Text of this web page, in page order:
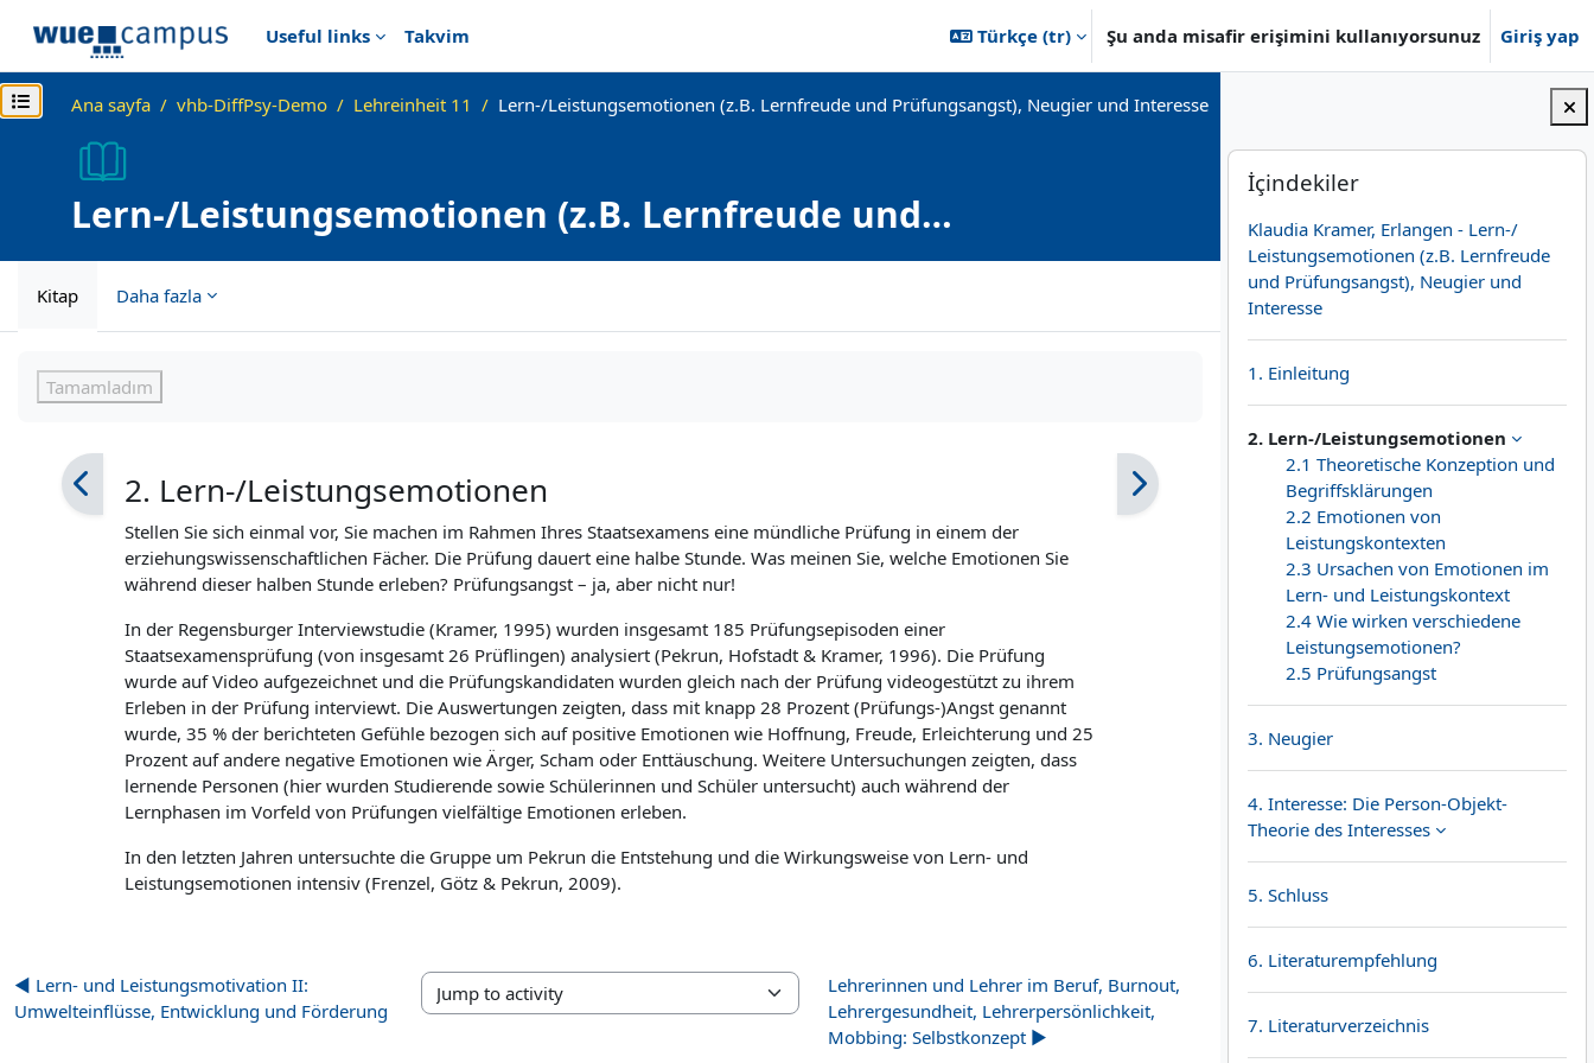
Useful links
Takvim Türkçe ‎(tr)‎ Şu anda misafir erişimini kullanıyorsunuz Giriş yap
Bloklar
İçindekiler 'yı atla
İçindekiler
Klaudia Kramer, Erlangen - Lern-/
Leistungsemotionen (z.B. Lernfreude
und Prüfungsangst), Neugier und
Interesse
1. Einleitung
2. Lern-/Leistungsemotionen
2.1 Theoretische Konzeption und
Begriffsklärungen
2.2 Emotionen von
Leistungskontexten
2.3 Ursachen von Emotionen im
Lern- und Leistungskontext
2.4 Wie wirken verschiedene
Leistungsemotionen?
2.5 Prüfungsangst
3. Neugier
4. Interesse: Die Person-Objekt-
Theorie des Interesses
5. Schluss
6. Literaturempfehlung
7. Literaturverzeichnis
Kurs dizinini aç
Ana sayfa vhb-DiffPsy-Demo Lehreinheit 11 Lern-/Leistungsemotionen (z.B. Lernfreude und Prüfungsangst), Neugier und Interesse
Lern-/Leistungsemotionen (z.B. Lernfreude und
Prüfungsangst), Neugier und Interesse
Kitap Daha fazla
Tamamladım
2. Lern-/Leistungsemotionen
Stellen Sie sich einmal vor, Sie machen im Rahmen Ihres Staatsexamens eine mündliche Prüfung in einem der
erziehungswissenschaftlichen Fächer. Die Prüfung dauert eine halbe Stunde. Was meinen Sie, welche Emotionen Sie
während dieser halben Stunde erleben? Prüfungsangst – ja, aber nicht nur!
In der Regensburger Interviewstudie (Kramer, 1995) wurden insgesamt 185 Prüfungsepisoden einer
Staatsexamensprüfung (von insgesamt 26 Prüflingen) analysiert (Pekrun, Hofstadt & Kramer, 1996). Die Prüfung
wurde auf Video aufgezeichnet und die Prüfungskandidaten wurden gleich nach der Prüfung videogestützt zu ihrem
Erleben in der Prüfung interviewt. Die Auswertungen zeigten, dass mit knapp 28 Prozent (Prüfungs-)Angst genannt
wurde, 35 % der berichteten Gefühle bezogen sich auf positive Emotionen wie Hoffnung, Freude, Erleichterung und 25
Prozent auf andere negative Emotionen wie Ärger, Scham oder Enttäuschung. Weitere Untersuchungen zeigten, dass
lernende Personen (hier wurden Studierende sowie Schülerinnen und Schüler untersucht) auch während der
Lernphasen im Vorfeld von Prüfungen vielfältige Emotionen erleben.
In den letzten Jahren untersuchte die Gruppe um Pekrun die Entstehung und die Wirkungsweise von Lern- und
Leistungsemotionen intensiv (Frenzel, Götz & Pekrun, 2009).
◀︎ Lern- und Leistungsmotivation II:
Umwelteinflüsse, Entwicklung und Förderung
Jump to activity
Lehrerinnen und Lehrer im Beruf, Burnout,
Lehrergesundheit, Lehrerpersönlichkeit,
Mobbing: Selbstkonzept ▶︎